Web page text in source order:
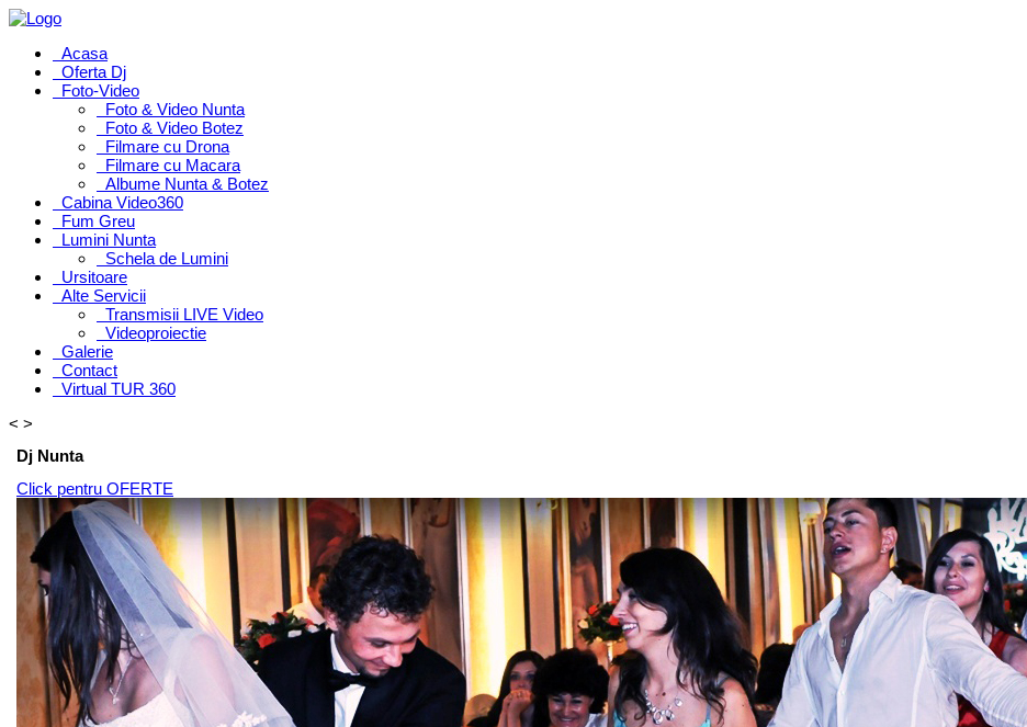
Acasa
Oferta Dj
Foto-Video
Foto & Video Nunta
Foto & Video Botez
Filmare cu Drona
Filmare cu Macara
Albume Nunta & Botez
Cabina Video360
Fum Greu
Lumini Nunta
Schela de Lumini
Ursitoare
Alte Servicii
Transmisii LIVE Video
Videoproiectie
Galerie
Contact
Virtual TUR 360
< >
Dj Nunta
Click pentru OFERTE